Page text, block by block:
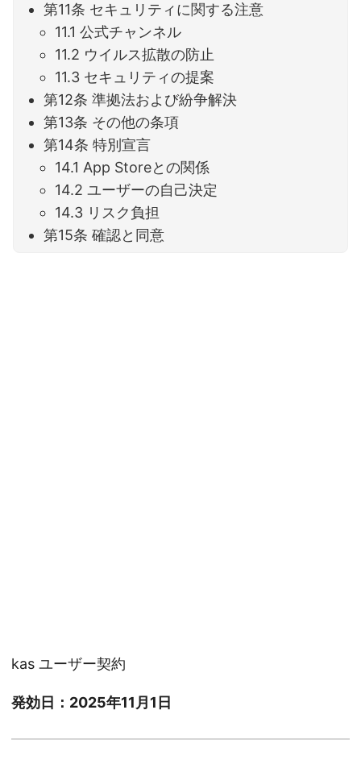
第11条 セキュリティに関する注意
11.1 公式チャンネル
11.2 ウイルス拡散の防止
11.3 セキュリティの提案
第12条 準拠法および紛争解決
第13条 その他の条項
第14条 特別宣言
14.1 App Storeとの関係
14.2 ユーザーの自己決定
14.3 リスク負担
第15条 確認と同意
kas ユーザー契約
発効日：2025年11月1日